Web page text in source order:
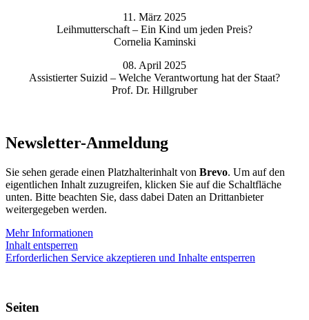
11. März 2025
Leihmutterschaft – Ein Kind um jeden Preis?
Cornelia Kaminski
08. April 2025
Assistierter Suizid – Welche Verantwortung hat der Staat?
Prof. Dr. Hillgruber
Newsletter-Anmeldung
Sie sehen gerade einen Platzhalterinhalt von Brevo. Um auf den
eigentlichen Inhalt zuzugreifen, klicken Sie auf die Schaltfläche
unten. Bitte beachten Sie, dass dabei Daten an Drittanbieter
weitergegeben werden.
Mehr Informationen
Inhalt entsperren
Erforderlichen Service akzeptieren und Inhalte entsperren
Seiten